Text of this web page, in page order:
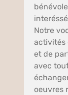
Notre
activités
et de
avec
oeuvres